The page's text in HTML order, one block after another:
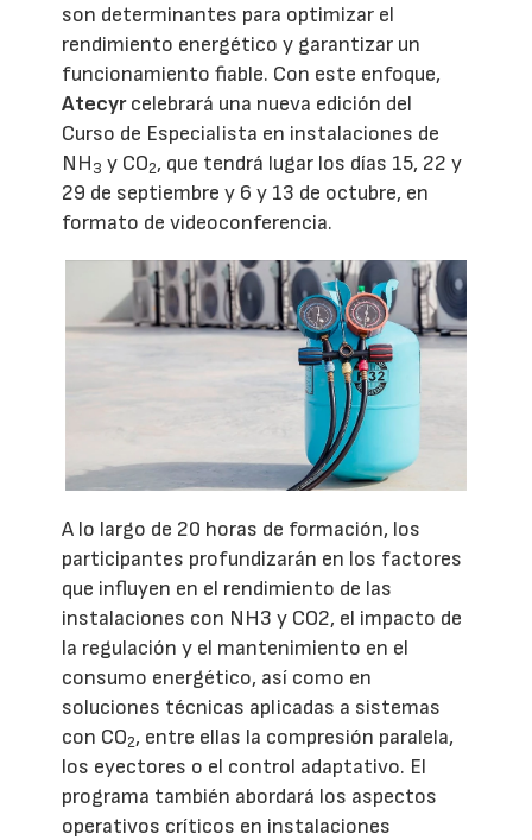
son determinantes para optimizar el
rendimiento energético y garantizar un
funcionamiento fiable. Con este enfoque,
Atecyrcelebrará una nueva edición del
Curso de Especialista en instalaciones de
NH3 y CO2, que tendrá lugar los días 15, 22 y
29 de septiembre y 6 y 13 de octubre, en
formato de videoconferencia.
A lo largo de 20 horas de formación, los
participantes profundizarán en los factores
que influyen en el rendimiento de las
instalaciones con NH3 y CO2, el impacto de
la regulación y el mantenimiento en el
consumo energético, así como en
soluciones técnicas aplicadas a sistemas
con CO2, entre ellas la compresión paralela,
los eyectores o el control adaptativo. El
programa también abordará los aspectos
operativos críticos en instalaciones